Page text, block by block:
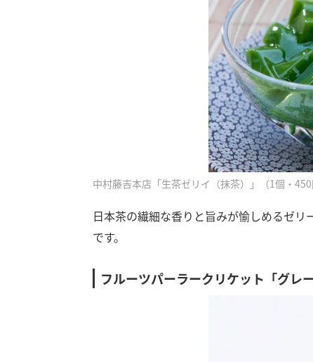
中村藤吉本店「生茶ゼリイ（抹茶）」（1個・450
日本茶の繊細な香りと旨みが愉しめるゼ
です。
フルーツパーラークリケット「グレ